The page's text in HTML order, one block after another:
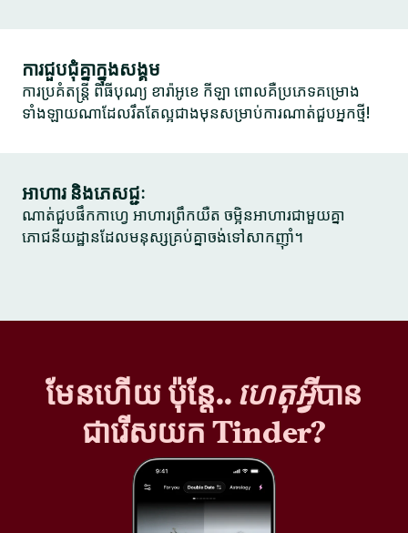
ការជួបជុំគ្នាក្នុងសង្គម
ការប្រគំតន្ត្រី ពិធីបុណ្យ ខារ៉ាអូខេ កីឡា ពោលគឺប្រភេទគម្រោង
ទាំងឡាយណាដែលរឹតតែល្អជាងមុនសម្រាប់ការណាត់ជួបអ្នកថ្មី!
អាហារ និងភេសជ្ជៈ
ណាត់ជួបផឹកកាហ្វេ អាហារព្រឹកយឺត ចម្អិនអាហារជាមួយគ្នា
ភោជនីយដ្ឋានដែលមនុស្សគ្រប់គ្នាចង់ទៅសាកញ៉ាំ។
មែនហើយ ប៉ុន្តែ.. ហេតុអ្វីបាន
ជារើសយក Tinder?